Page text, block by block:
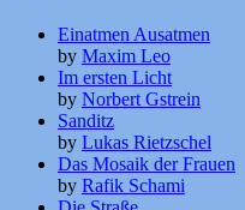
Einatmen Ausatmen
by Maxim Leo
Im ersten Licht
by Norbert Gstrein
Sanditz
by Lukas Rietzschel
Das Mosaik der Frauen
by Rafik Schami